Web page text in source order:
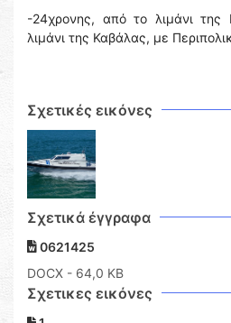
-24χρονης, από το λιμάνι της
λιμάνι της Καβάλας, με
Σχετικές εικόνες
Σχετικά έγγραφα
0621425
DOCX - 64,0 KB
Σχετικες εικόνες